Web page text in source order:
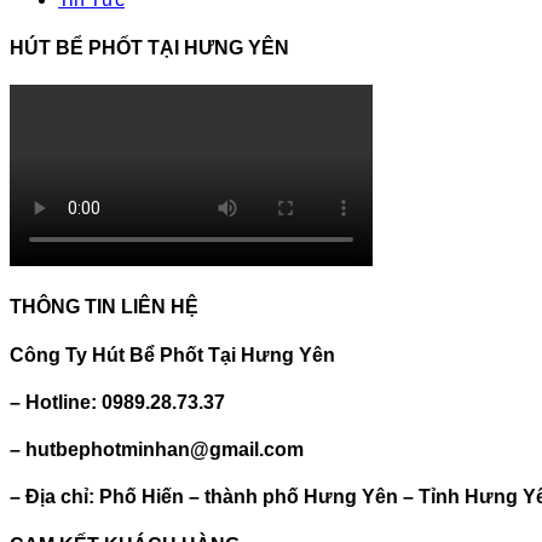
HÚT BỂ PHỐT TẠI HƯNG YÊN
THÔNG TIN LIÊN HỆ
Công Ty Hút Bể Phốt Tại Hưng Yên
– Hotline: 0989.28.73.37
– hutbephotminhan@gmail.com
– Địa chỉ: Phố Hiến – thành phố Hưng Yên – Tỉnh Hưng